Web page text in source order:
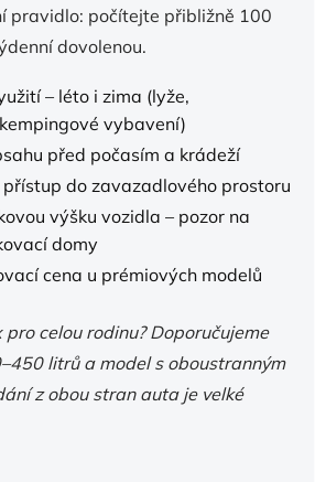
pravidlo: počítejte přibližně 100
dovolenou.
– léto i zima (lyže,
vybavení)
před počasím a krádeží
přístup do zavazadlového prostoru
výšku vozidla – pozor na
domy
cena u prémiových modelů
celou rodinu? Doporučujeme
litrů a model s oboustranným
z obou stran auta je velké